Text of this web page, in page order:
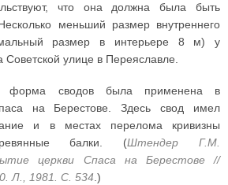
что она должна была быть
меньший размер внутреннего
размер в интерьере 8 м) у
Советской улице в Переяславле.
форма сводов была применена в
на Берестове. Здесь свод имел
и в местах перелома кривизны
балки. (Штендер Г.М.
церкви Спаса на Берестове //
Л., 1981. С. 534 .)